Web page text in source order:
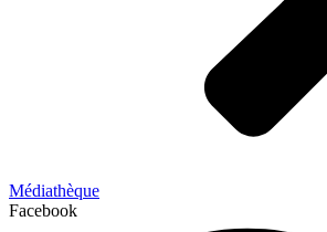
Médiathèque
Facebook